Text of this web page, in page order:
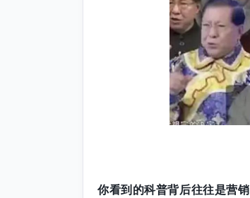
你看到的科普背后往往是营销